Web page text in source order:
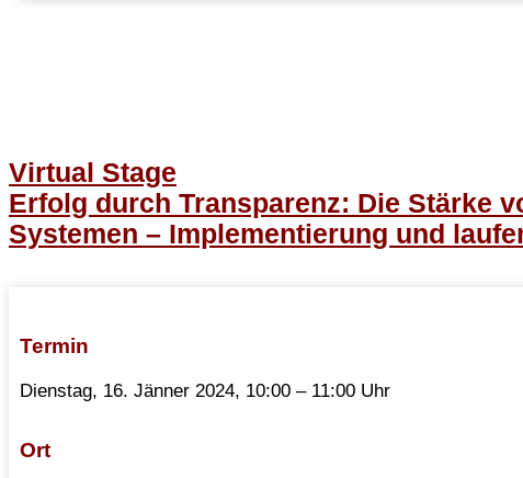
Virtual Stage
Erfolg durch Transparenz: Die Stärke
Systemen – Implementierung und
Termin
Dienstag, 16. Jänner 2024, 10:00 – 11:00 Uhr
Ort